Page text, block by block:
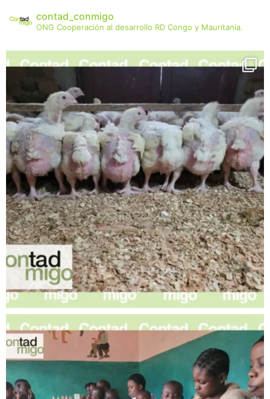
contad_conmigo
ONG Cooperación al desarrollo RD Congo y Mauritania.